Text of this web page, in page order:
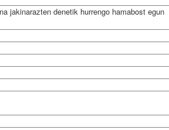
jakinarazten denetik hurrengo hamabost egun